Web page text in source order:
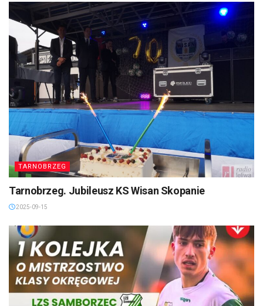
TARNOBRZEG
Tarnobrzeg. Jubileusz KS Wisan Skopanie
2025-09-15